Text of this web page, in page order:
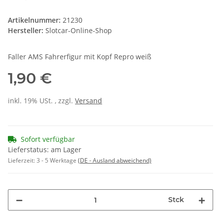
Artikelnummer: 21230
Hersteller: Slotcar-Online-Shop
Faller AMS Fahrerfigur mit Kopf Repro weiß
1,90 €
inkl. 19% USt. , zzgl. Versand
Sofort verfügbar
Lieferstatus: am Lager
Lieferzeit:3 - 5 Werktage (DE - Ausland abweichend)
Stck